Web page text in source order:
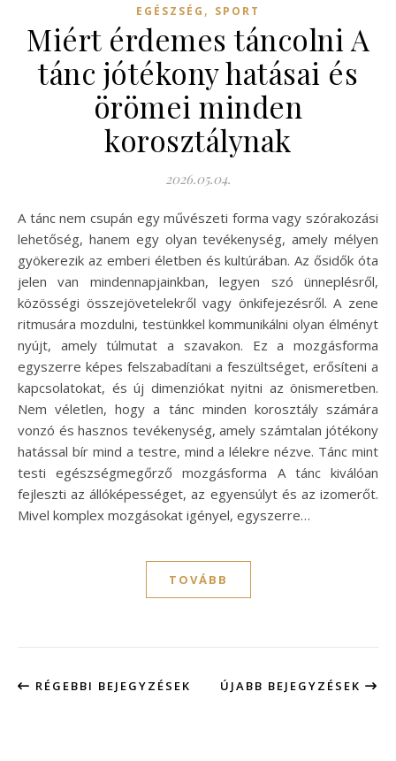
EGÉSZSÉG , SPORT
Miért érdemes táncolni A
tánc jótékony hatásai és
örömei minden
korosztálynak
2026.05.04.
A tánc nem csupán egy művészeti forma vagy szórakozási
lehetőség, hanem egy olyan tevékenység, amely mélyen
gyökerezik az emberi életben és kultúrában. Az ősidők óta
jelen van mindennapjainkban, legyen szó ünneplésről,
közösségi összejövetelekről vagy önkifejezésről. A zene
ritmusára mozdulni, testünkkel kommunikálni olyan élményt
nyújt, amely túlmutat a szavakon. Ez a mozgásforma
egyszerre képes felszabadítani a feszültséget, erősíteni a
kapcsolatokat, és új dimenziókat nyitni az önismeretben.
Nem véletlen, hogy a tánc minden korosztály számára
vonzó és hasznos tevékenység, amely számtalan jótékony
hatással bír mind a testre, mind a lélekre nézve. Tánc mint
testi egészségmegőrző mozgásforma A tánc kiválóan
fejleszti az állóképességet, az egyensúlyt és az izomerőt.
Mivel komplex mozgásokat igényel, egyszerre…
TOVÁBB
RÉGEBBI BEJEGYZÉSEK ÚJABB BEJEGYZÉSEK